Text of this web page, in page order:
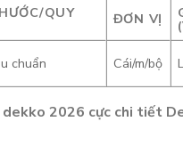
QUY ĐƠN VỊ
chuẩn Cái/m/bộ
dekko 2026 cực chi tiết